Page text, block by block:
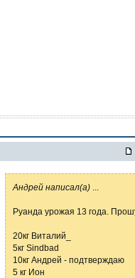
Aндрей написал(а)
Руанда урожая 13 года.
20кг Виталий_
5кг Sindbad
10кг Андрей - подтверждаю
5 кг Ион